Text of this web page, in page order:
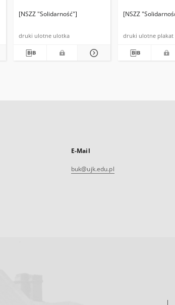
[NSZZ "Solidarność"]
druki ulotne ulotka
[NSZZ
druki ulotne plakat
E-Mail
buk@ujk.edu.pl